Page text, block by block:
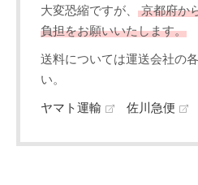
大変恐縮ですが、 京都府か
負担をお願いいたします。
送料については運送会社の
い。
ヤマト運輸 佐川急便